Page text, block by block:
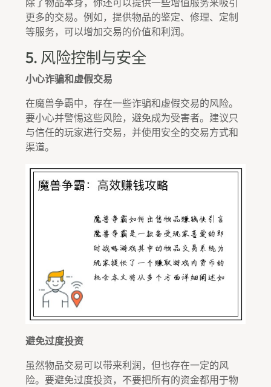
除了物品本身，你还可以提供一些增值服务来吸引
更多的交易。例如，提供物品的鉴定、修理、定制
等服务，可以增加交易的价值和利润。
5. 风险控制与安全
小心诈骗和虚假交易
在魔兽争霸中，存在一些诈骗和虚假交易的风险。
要小心并警惕这些风险，避免成为受害者。建议只
与信任的玩家进行交易，并使用安全的交易方式和
渠道。
避免过度投资
虽然物品交易可以带来利润，但也存在一定的风
险。要避免过度投资，不要把所有的资金都用于物